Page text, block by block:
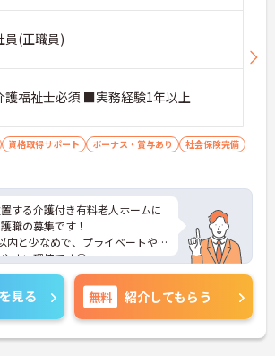
員(正職員)
福祉士必須 ■実務経験1年以上
資格取得サポート ボーナス・賞与あり
社会保険完備
する介護付き有料老人ホームに
職の募集です！
内と少なめで、プライベートや
すい環境です◎
心して働くことができます。
面接対策ポイントなど、さらに
ますのでお気軽にご相談くださ
見る 無料 紹介してもらう